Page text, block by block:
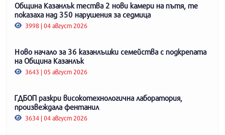
Община Казанлък тества 2 нови камери на пътя, те
показаха над 350 нарушения за седмица
3998 | 04 август 2026
Ново начало за 36 казанлъшки семейства с подкрепата
на Община Казанлък
3643 | 05 август 2026
ГДБОП разкри високотехнологична лаборатория,
произвеждала фентанил
3634 | 04 август 2026